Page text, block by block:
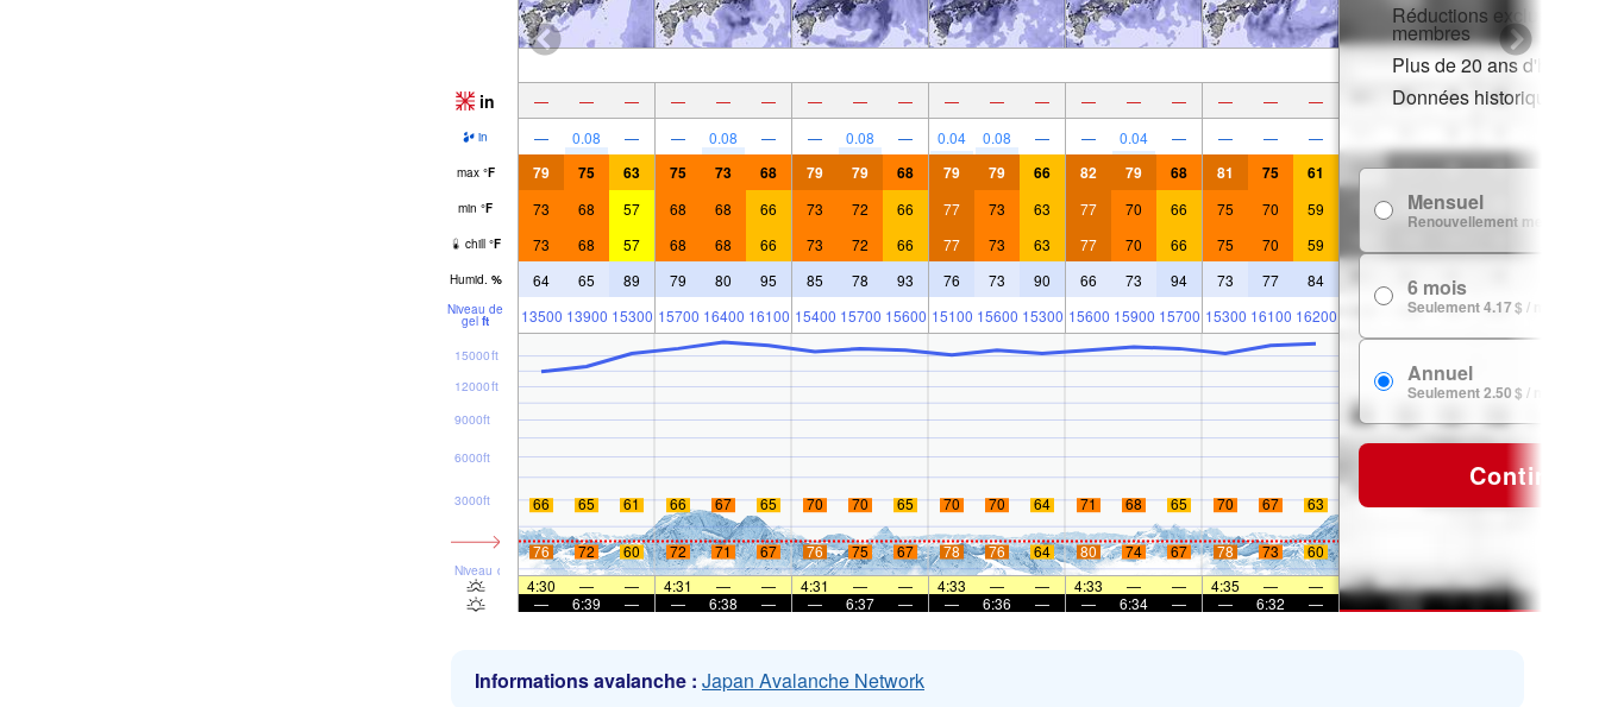
in — — — — — — — — — — — — — — — — — —
in — 0.08 — — 0.08 — — 0.08 — 0.04 0.08 — — 0.04 — — — —
max °F 79 75 63 75 73 68 79 79 68 79 79 66 82 79 68 81 75 61
min °F 73 68 57 68 68 66 73 72 66 77 73 63 77 70 66 75 70 59
chill °F 73 68 57 68 68 66 73 72 66 77 73 63 77 70 66 75 70 59
Humid. % 64 65 89 79 80 95 85 78 93 76 73 90 66 73 94 73 77 84
Niveau de
gel ft 13500 13900 15300 15700 16400 16100 15400 15700 15600 15100 15600 15300 15600 15900 15700 15300 16100 16200
Niveau de la mer
3000ft
6000ft
9000ft
12000ft
15000ft
66 65 61 66 67 65 70 70 65 70 70 64 71 68 65 70 67 63
76 72 60 72 71 67 76 75 67 78 76 64 80 74 67 78 73
60
4:30
— — 4:31 — — 4:31 — — 4:33 — — 4:33 — — 4:35 —
—
—
6:39 — — 6:38 — — 6:37 — — 6:36 — — 6:34 — — 6:32 —
Réductions exclusives
membres
Plus de 20 ans
Données historiques
Mensuel
Renouvellement mensuel
6 mois
Seulement 4.17 $ / mois
Annuel
Seulement 2.50 $ / mois
Continuer
Informations avalanche : Japan Avalanche Network